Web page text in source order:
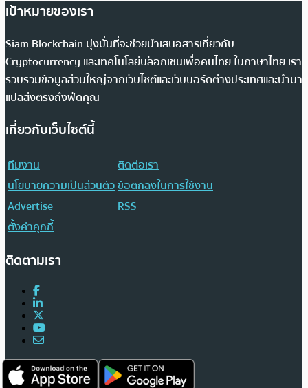
เป้าหมายของเรา
Siam Blockchain มุ่งมั่นที่จะช่วยนำเสนอสารเกี่ยวกับ
Cryptocurrency และเทคโนโลยีบล็อกเชนเพื่อคนไทย ในภาษาไทย เรา
รวบรวมข้อมูลส่วนใหญ่จากเว็บไซต์และเว็บบอร์ดต่างประเทศและนำมา
แปลส่งตรงถึงฟีดคุณ
เกี่ยวกับเว็บไซต์นี้
ทีมงาน
ติดต่อเรา
นโยบายความเป็นส่วนตัวข้อตกลงในการใช้งาน
Advertise
RSS
ตั้งค่าคุกกี้
ติดตามเรา